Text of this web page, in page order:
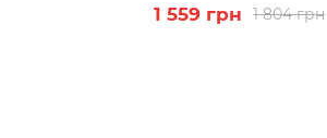
1 804 грн
1 559 грн